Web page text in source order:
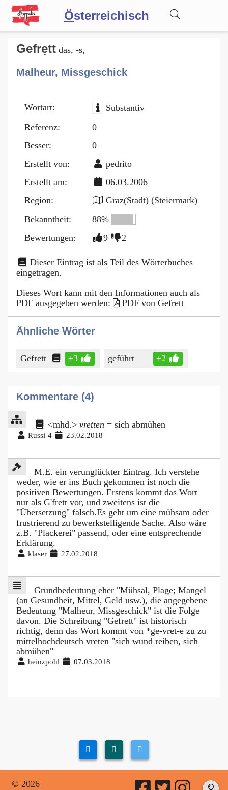
Österreichisch
Wörterbuch
Forum
Blog
Gefrẹtt das, -s,
Malheur, Missgeschick
Wortart:
Substantiv
Referenz:
0
Besser:
0
Erstellt von:
pedrito
Erstellt am:
06.03.2006
Region:
Graz(Stadt) (Steiermark)
Bekanntheit:
88%
Bewertungen:
9 2
Dieser Eintrag ist als Teil des Wörterbuches
eingetragen.
Dieses Wort kann mit den Informationen auch als
PDF ausgegeben werden:
PDF von Gefrett
Ähnliche Wörter
Gefrett +3 geführt +2
Kommentare (4)
<mhd.> vretten = sich abmühen
Russi-4 23.02.2018
M.E. ein verunglückter Eintrag. Ich verstehe
weder, wie er ins Buch gekommen ist noch die
positiven Bewertungen. Erstens kommt das Wort
nur als G'frett vor, und zweitens ist die
"Übersetzung" falsch.Es geht um eine mühsam oder
frustrierend zu bewerkstelligende Sache. Also wäre
z.B. "Plackerei" passend, oder eine entsprechende
Erklärung.
klaser 27.02.2018
Grundbedeutung eher "Mühsal, Plage; Mangel
(an Gesundheit, Mittel, Geld usw.), die angegebene
Bedeutung "Malheur, Missgeschick" ist die Folge
davon. Die Schreibung "Gefrett" ist historisch
richtig, denn das Wort kommt von *ge-vret-e zu zu
mittelhochdeutsch vreten "sich wund reiben, sich
abmühen"
heinzpohl 07.03.2018
© 2026